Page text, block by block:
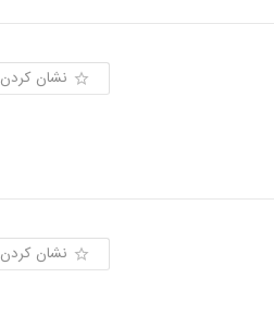
نشان کردن
نشان کردن